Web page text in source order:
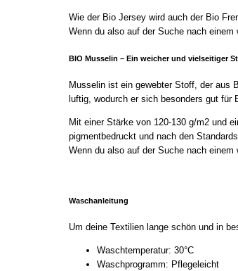
Wie der Bio Jersey wird auch der Bio
Wenn du also auf der Suche nach
BIO Musselin – Ein weicher und vielseitiger
Musselin ist ein gewebter Stoff, der aus
luftig, wodurch er sich besonders gut für
Mit einer Stärke von 120-130 g/m2 und
pigmentbedruckt und nach den
Wenn du also auf der Suche nach
Waschanleitung
Um deine Textilien lange schön und in
Waschtemperatur: 30°C
Waschprogramm: Pflegeleicht